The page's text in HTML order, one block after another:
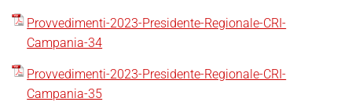
Provvedimenti-2023-Presidente-Regionale-CRI-
Campania-34
Provvedimenti-2023-Presidente-Regionale-CRI-
Campania-35